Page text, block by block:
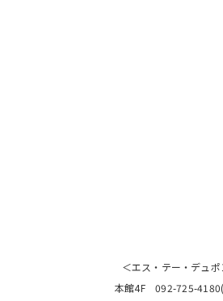
＜エス・テー・デュポ
本館4F 092-725-